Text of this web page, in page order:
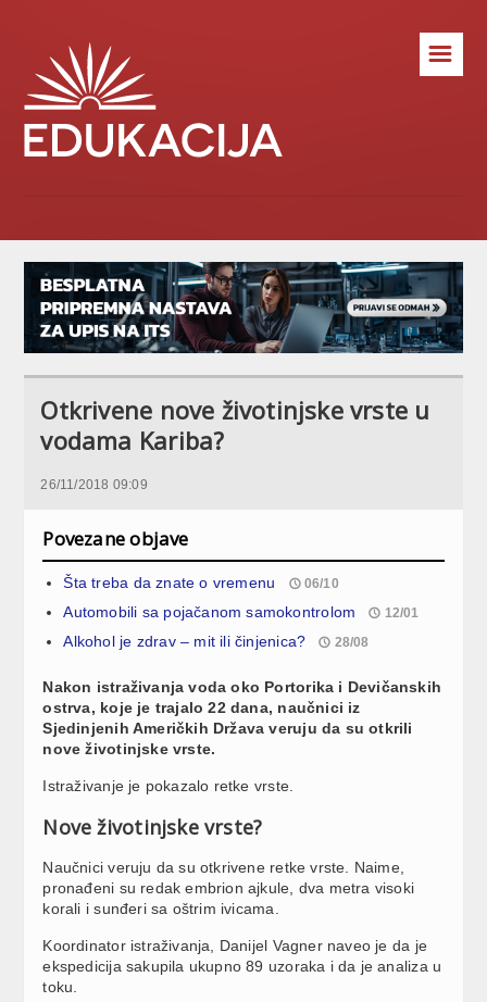
☰
Otkrivene nove životinjske vrste u
vodama Kariba?
26/11/2018 09:09
Povezane objave
Šta treba da znate o vremenu 06/10
Automobili sa pojačanom samokontrolom 12/01
Alkohol je zdrav – mit ili činjenica? 28/08
Nakon istraživanja voda oko Portorika i Devičanskih
ostrva, koje je trajalo 22 dana, naučnici iz
Sjedinjenih Američkih Država veruju da su otkrili
nove životinjske vrste.
Istraživanje je pokazalo retke vrste.
Nove životinjske vrste?
Naučnici veruju da su otkrivene retke vrste. Naime,
pronađeni su redak embrion ajkule, dva metra visoki
korali i sunđeri sa oštrim ivicama.
Koordinator istraživanja, Danijel Vagner naveo je da je
ekspedicija sakupila ukupno 89 uzoraka i da je analiza u
toku.